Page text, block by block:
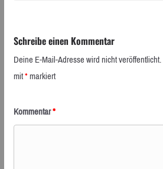
Schreibe einen Kommentar
Deine E-Mail-Adresse wird nicht veröffentlicht.
mit*markiert
Kommentar*